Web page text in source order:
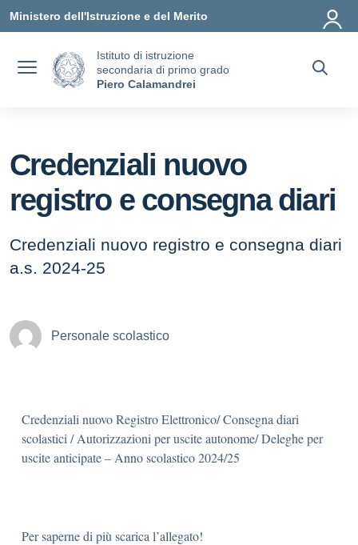
Ministero dell'Istruzione e del Merito
Istituto di istruzione
secondaria di primo grado
Piero Calamandrei
Credenziali nuovo
registro e consegna diari
Credenziali nuovo registro e consegna diari
a.s. 2024-25
Personale scolastico
Credenziali nuovo Registro Elettronico/ Consegna diari
scolastici / Autorizzazioni per uscite autonome/ Deleghe per
uscite anticipate – Anno scolastico 2024/25
Per saperne di più scarica l’allegato!